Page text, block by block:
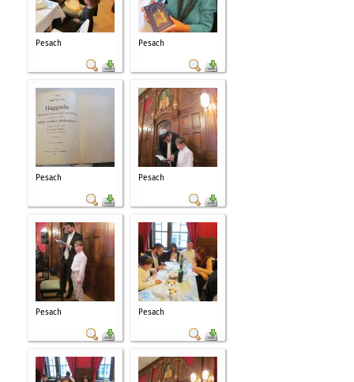
Pesach Pesach
Pesach Pesach
Pesach Pesach